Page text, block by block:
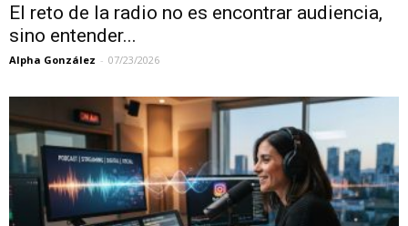
El reto de la radio no es encontrar audiencia,
sino entender...
Alpha González - 07/23/2026